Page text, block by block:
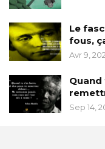
Le
fous,
Avr 9,
Sep 14,